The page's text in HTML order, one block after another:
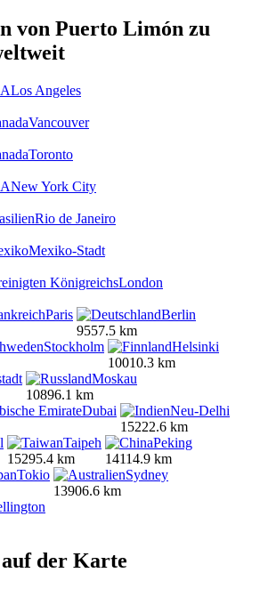
von Puerto Limón zu
Los Angeles
Vancouver
Toronto
New York City
Rio de Janeiro
Mexiko-Stadt
London
Paris
Berlin
9557.5 km
Stockholm
Helsinki
10010.3 km
Moskau
10896.1 km
Dubai
Neu-Delhi
15222.6 km
Taipeh
15295.4 km
Peking
14114.9 km
Tokio
Sydney
13906.6 km
der Karte